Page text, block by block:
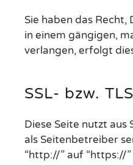
Sie haben das
in einem gängigen,
verlangen, erfolgt
SSL- bzw.
Diese Seite nutzt
als Seitenbetreiber
“http://” auf “https://